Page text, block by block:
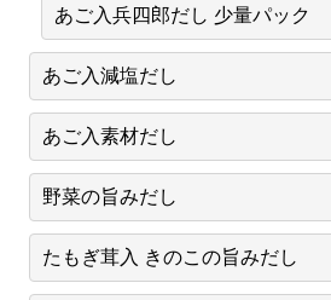
あご入兵四郎だし 少量パック
あご入減塩だし
あご入素材だし
野菜の旨みだし
たもぎ茸入 きのこの旨みだし